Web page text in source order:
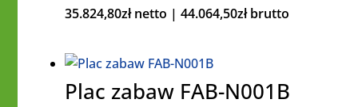
35.824,80zł netto | 44.064,50złbrutto
Plac zabaw FAB-N001B